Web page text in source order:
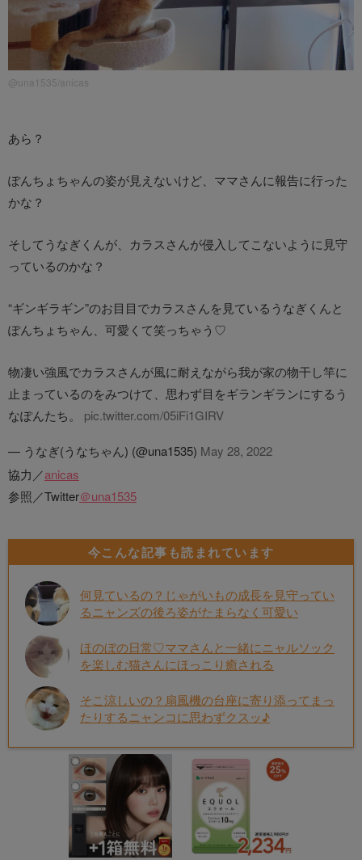
@una1535/anicas
あら？
ぽんちょちゃんの姿が見えないけど、ママさんに報告に行った
かな？
そしてうなぎくんが、カラスさんが侵入してこないように見守
っているのかな？
“ギンギラギン”のお目目でカラスさんを見ているうなぎくんと
ぽんちょちゃん、可愛くて笑っちゃう♡
物凄い強風でカラスさんが風に耐えながら我が家の物干し竿に
止まっているのをみつけて、思わず目をギランギランにするう
なぽんたち。 pic.twitter.com/05iFi1GIRV
— うなぎ(うなちゃん) (@una1535) May 28, 2022
協力／anicas
参照／Twitter＠una1535
今こんな記事も読まれています
何見ているの？じゃがいもの成長を見守ってい
るニャンズの後ろ姿がたまらなく可愛い
ほのぼの日常♡ママさんと一緒にニャルソック
を楽しむ猫さんにほっこり癒される
そこ涼しいの？扇風機の台座に寄り添ってまっ
たりするニャンコに思わずクスッ♪